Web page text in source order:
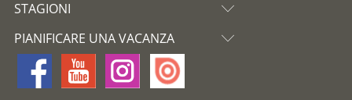
STAGIONI
PIANIFICARE UNA VACANZA